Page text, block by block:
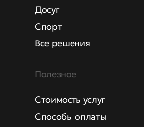
Досуг
Спорт
Все решения
Полезное
Стоимость услуг
Способы оплаты